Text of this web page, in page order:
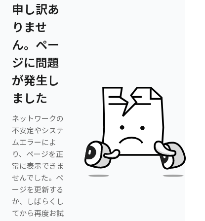
申し訳あ
りませ
ん。ペー
ジに問題
が発生し
ました
ネットワークの
不安定やシステ
ムエラーによ
り、ページを正
常に表示できま
せんでした。ペ
ージを更新する
か、しばらくし
てから再度お試